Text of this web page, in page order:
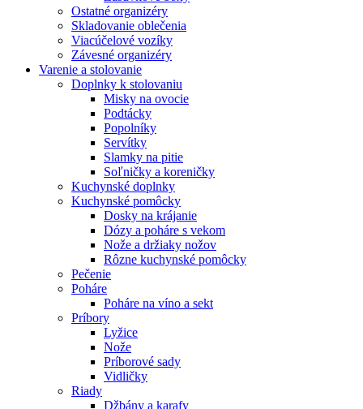
Ostatné organizéry
Skladovanie oblečenia
Viacúčelové vozíky
Závesné organizéry
Varenie a stolovanie
Doplnky k stolovaniu
Misky na ovocie
Podtácky
Popolníky
Servítky
Slamky na pitie
Soľničky a koreničky
Kuchynské doplnky
Kuchynské pomôcky
Dosky na krájanie
Dózy a poháre s vekom
Nože a držiaky nožov
Rôzne kuchynské pomôcky
Pečenie
Poháre
Poháre na víno a sekt
Príbory
Lyžice
Nože
Príborové sady
Vidličky
Riady
Džbány a karafy